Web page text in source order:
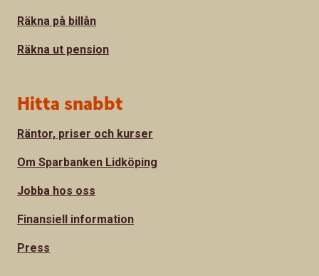
Räkna på billån
Räkna ut pension
Hitta snabbt
Räntor, priser och kurser
Om Sparbanken Lidköping
Jobba hos oss
Finansiell information
Press